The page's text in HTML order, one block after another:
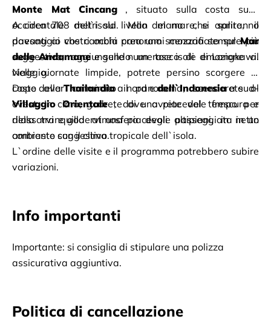
Monte Mat Cincang
, situato sulla costa sud-
occidentale dell`isola. Man mano che salite, il
paesaggio che cambia crea uno scenario sempre più
suggestivo, aggiungendo un tocco di emozione al
viaggio.
A circa 708 metri sul livello del mare,si apriranno
davanti ai vostri occhi panorami mozzafiato sul Mar
delle Andamanee sulle numerose isole di Langkawi.
Nelle giornate limpide, potrete persino scorgere le
coste dellaThailandia a nord e dell`Indonesia a sud-
ovest. In cima, godrete di una piacevole frescura e
della tranquilla atmosfera degli altipiani, in netto
contrasto con il clima tropicale dell`isola.
Dopo aver ammirato il panorama, scenderete al
Villaggio Orientale , dove avrete del tempo per
rilassarvi e godervi una piacevole passeggiata in un
ambiente suggestivo.
L`ordine delle visite e il programma potrebbero subire
variazioni.
Info importanti
Importante: si consiglia di stipulare una polizza
assicurativa aggiuntiva.
Politica di cancellazione